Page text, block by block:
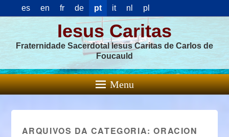
es en fr de pt it nl pl
Iesus Caritas
Fraternidade Sacerdotal Iesus Caritas de Carlos de
Foucauld
Menu
ARQUIVOS DA CATEGORIA:ORACION